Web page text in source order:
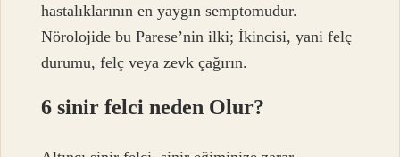
hastalıklarının en yaygın semptomudur.
Nörolojide bu Parese’nin ilki; İkincisi, yani felç
durumu, felç veya zevk çağırın.
6 sinir felci neden Olur?